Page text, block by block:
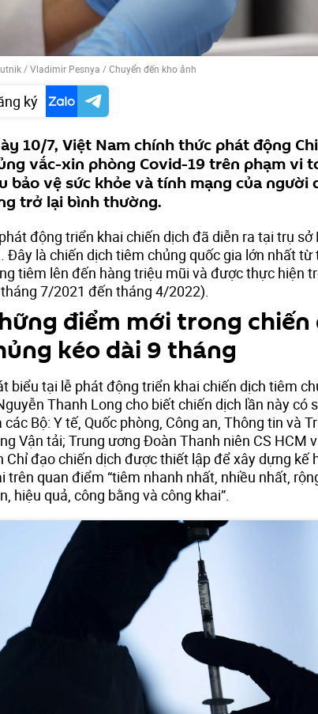
/ Vladimir Pesnya /Chuyển đến kho ảnh
ký
10/7, Việt Nam chính thức phát động
vắc-xin phòng Covid-19 trên phạm vi
bảo vệ sức khỏe và tính mạng của người
trở lại bình thường.
động triển khai chiến dịch đã diễn ra tại trụ sở
Đây là chiến dịch tiêm chủng quốc gia lớn nhất từ
tiêm lên đến hàng triệu mũi và được thực hiện
7/2021 đến tháng 4/2022).
điểm mới trong chiến
kéo dài 9 tháng
biểu tại lễ phát động triển khai chiến dịch tiêm
Thanh Long cho biết chiến dịch lần này có
các Bộ: Y tế, Quốc phòng, Công an, Thông tin và
Vận tải; Trung ương Đoàn Thanh niên CS HCM
Chỉ đạo chiến dịch được thiết lập để xây dựng kế
trên quan điểm “tiêm nhanh nhất, nhiều nhất,
hiệu quả, công bằng và công khai”.